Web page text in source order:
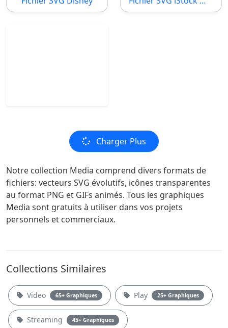
Charger Plus
Notre collection Media comprend divers formats de
fichiers: vecteurs SVG évolutifs, icônes transparentes
au format PNG et GIFs animés. Tous les graphiques
Media sont gratuits à utiliser dans vos projets
personnels et commerciaux.
Collections Similaires
Video 65+ Graphiques Play 25+ Graphiques
Streaming 45+ Graphiques